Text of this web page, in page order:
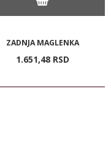
ZADNJA MAGLENKA
1.651,48 RSD